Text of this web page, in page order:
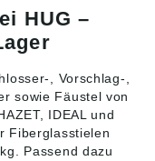
HUG –
, Vorschlag-,
sowie Fäustel von
IDEAL und
Fiberglasstielen
Passend dazu